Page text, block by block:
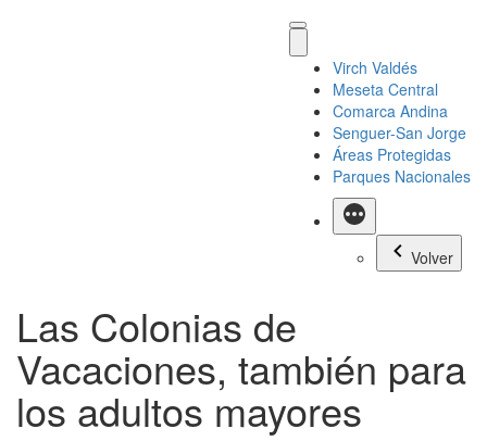
Virch Valdés
Meseta Central
Comarca Andina
Senguer-San Jorge
Áreas Protegidas
Parques Nacionales
Más
Volver
Las Colonias de
Vacaciones, también para
los adultos mayores